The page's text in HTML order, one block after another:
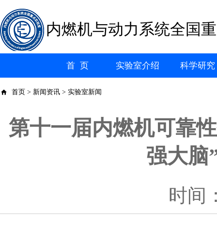
内燃机与动力系统全国
首 页 实验室介绍 科学研究
首页 > 新闻资讯 > 实验室新闻
第十一届内燃机可靠
强大脑
时间